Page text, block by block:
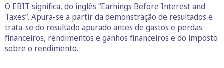
O EBIT significa, do inglês “Earnings Before Interest and
Taxes”. Apura-se a partir da demonstração de resultados e
trata-se do resultado apurado antes de gastos e perdas
financeiros, rendimentos e ganhos financeiros e do imposto
sobre o rendimento.